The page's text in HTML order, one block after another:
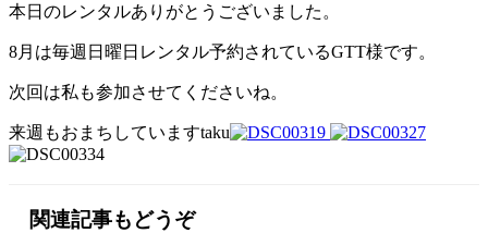
本日のレンタルありがとうございました。
8月は毎週日曜日レンタル予約されているGTT様です。
次回は私も参加させてくださいね。
来週もおまちしていますtaku
関連記事もどうぞ